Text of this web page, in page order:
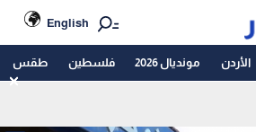
English
الأردن مونديال 2026 فلسطين طقس